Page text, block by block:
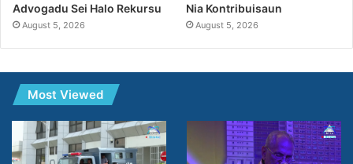
Advogadu Sei Halo Rekursu
August 5, 2026
Nia Kontribuisaun
August 5, 2026
Most Viewed